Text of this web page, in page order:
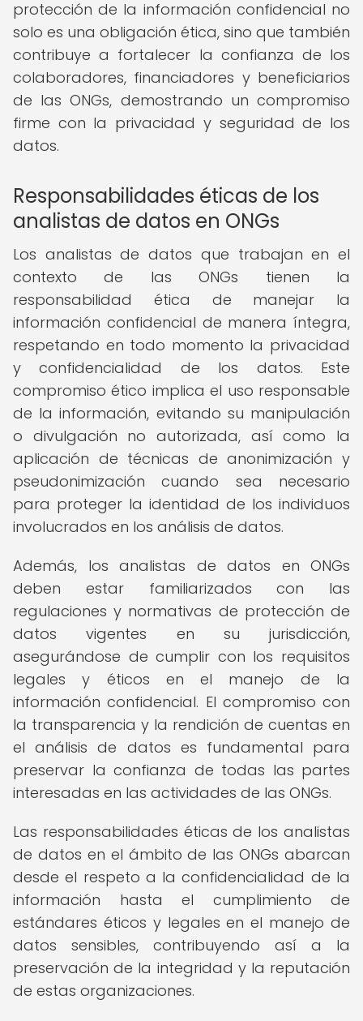
protección de la información confidencial no
solo es una obligación ética, sino que también
contribuye a fortalecer la confianza de los
colaboradores, financiadores y beneficiarios
de las ONGs, demostrando un compromiso
firme con la privacidad y seguridad de los
datos.
Responsabilidades éticas de los
analistas de datos en ONGs
Los analistas de datos que trabajan en el
contexto de las ONGs tienen la
responsabilidad ética de manejar la
información confidencial de manera íntegra,
respetando en todo momento la privacidad
y confidencialidad de los datos. Este
compromiso ético implica el uso responsable
de la información, evitando su manipulación
o divulgación no autorizada, así como la
aplicación de técnicas de anonimización y
pseudonimización cuando sea necesario
para proteger la identidad de los individuos
involucrados en los análisis de datos.
Además, los analistas de datos en ONGs
deben estar familiarizados con las
regulaciones y normativas de protección de
datos vigentes en su jurisdicción,
asegurándose de cumplir con los requisitos
legales y éticos en el manejo de la
información confidencial. El compromiso con
la transparencia y la rendición de cuentas en
el análisis de datos es fundamental para
preservar la confianza de todas las partes
interesadas en las actividades de las ONGs.
Las responsabilidades éticas de los analistas
de datos en el ámbito de las ONGs abarcan
desde el respeto a la confidencialidad de la
información hasta el cumplimiento de
estándares éticos y legales en el manejo de
datos sensibles, contribuyendo así a la
preservación de la integridad y la reputación
de estas organizaciones.